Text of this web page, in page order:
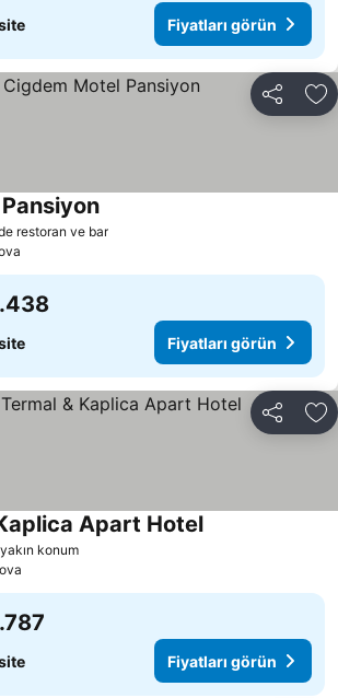
Fiyatları görün
Paylaş
restoran ve bar
Fiyatları görün
Paylaş
konum
Apart Hotel
Fiyatları görün